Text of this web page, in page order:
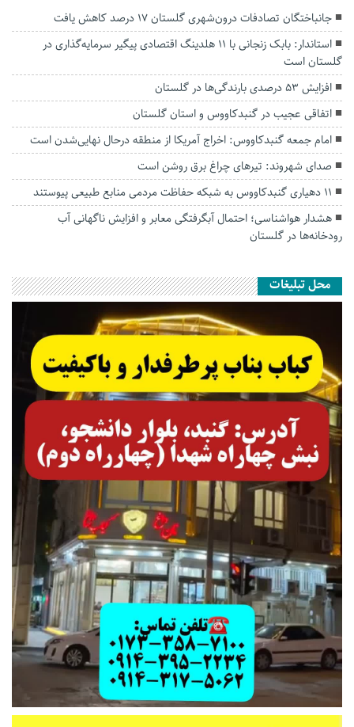
جانباختگان تصادفات درون‌شهری گلستان ۱۷ درصد کاهش یافت
استاندار: بابک زنجانی با ۱۱ هلدینگ اقتصادی پیگیر سرمایه‌گذاری در
گلستان است
افزایش ۵۳ درصدی بارندگی‌ها در گلستان
اتفاقی عجیب در‌ گنبدکاووس و استان گلستان
امام جمعه گنبدکاووس: اخراج آمریکا از منطقه درحال نهایی‌شدن است
صدای شهروند: تیرهای چراغ برق روشن است
۱۱ دهیاری گنبدکاووس به شبکه حفاظت مردمی منابع طبیعی پیوستند
هشدار هواشناسی؛ احتمال آبگرفتگی معابر و افزایش ناگهانی آب
رودخانه‌ها در گلستان
محل تبلیغات